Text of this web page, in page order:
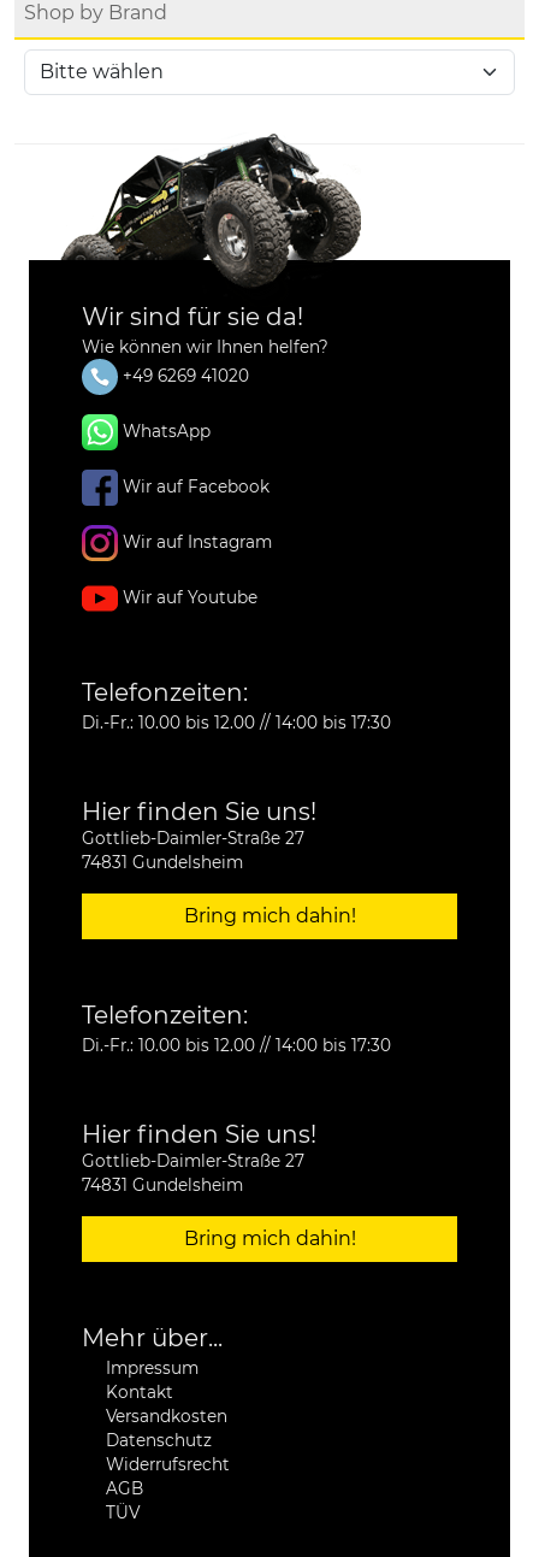
Shop by Brand
Wir sind für sie da!
Wie können wir Ihnen helfen?
+49 6269 41020
WhatsApp
Wir auf Facebook
Wir auf Instagram
Wir auf Youtube
Telefonzeiten:
Di.-Fr.: 10.00 bis 12.00 // 14:00 bis 17:30
Hier finden Sie uns!
Gottlieb-Daimler-Straße 27
74831 Gundelsheim
Bring mich dahin!
Telefonzeiten:
Di.-Fr.: 10.00 bis 12.00 // 14:00 bis 17:30
Hier finden Sie uns!
Gottlieb-Daimler-Straße 27
74831 Gundelsheim
Bring mich dahin!
Mehr über...
Impressum
Kontakt
Versandkosten
Datenschutz
Widerrufsrecht
AGB
TÜV